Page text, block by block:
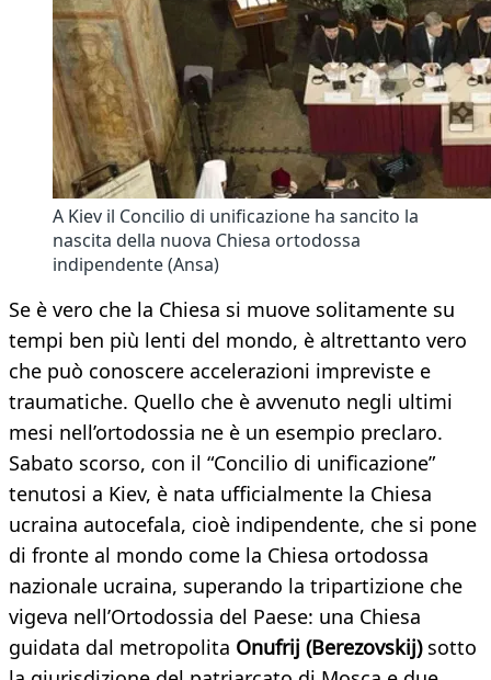
A Kiev il Concilio di unificazione ha sancito la
nascita della nuova Chiesa ortodossa
indipendente (Ansa)
Se è vero che la Chiesa si muove solitamente su
tempi ben più lenti del mondo, è altrettanto vero
che può conoscere accelerazioni impreviste e
traumatiche. Quello che è avvenuto negli ultimi
mesi nell’ortodossia ne è un esempio preclaro.
Sabato scorso, con il “Concilio di unificazione”
tenutosi a Kiev, è nata ufficialmente la Chiesa
ucraina autocefala, cioè indipendente, che si pone
di fronte al mondo come la Chiesa ortodossa
nazionale ucraina, superando la tripartizione che
vigeva nell’Ortodossia del Paese: una Chiesa
guidata dal metropolita Onufrij (Berezovskij) sotto